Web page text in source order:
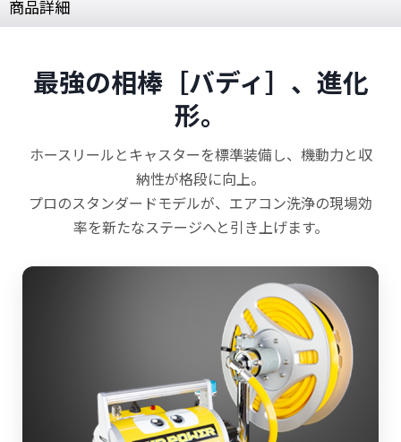
商品詳細
最強の相棒［バディ］、進化
形。
ホースリールとキャスターを標準装備し、機動力と収
納性が格段に向上。
プロのスタンダードモデルが、エアコン洗浄の現場効
率を新たなステージへと引き上げます。